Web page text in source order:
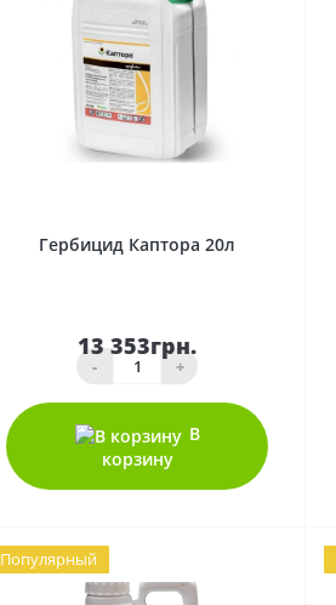
Гербицид Каптора 20л
13 353грн.
- +
В
корзину
Популярный